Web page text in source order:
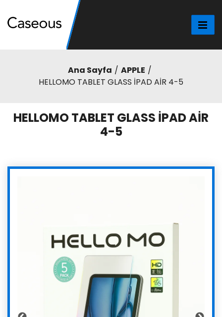
Ana Sayfa
APPLE
HELLOMO TABLET GLASS İPAD AİR 4-5
HELLOMO TABLET GLASS İPAD AİR
4-5